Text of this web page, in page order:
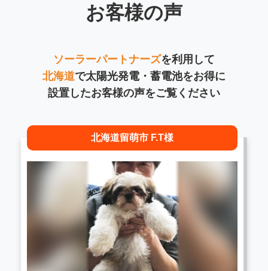
お客様の声
ソーラーパートナーズを利用して
北海道で太陽光発電・蓄電池をお得に
設置したお客様の声をご覧ください
北海道留萌市 F.T様